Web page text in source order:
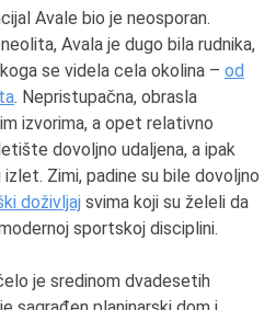
Avale bio je neosporan.
Avala je dugo bila rudnika,
se videla cela okolina – od
. Nepristupačna, obrasla
izvorima, a opet relativno
dovoljno udaljena, a ipak
Zimi, padine su bile dovoljno
doživljaj svima koji su želeli da
sportskoj disciplini.
je sredinom dvadesetih